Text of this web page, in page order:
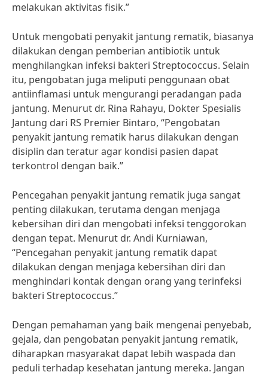
melakukan aktivitas fisik.”
Untuk mengobati penyakit jantung rematik, biasanya
dilakukan dengan pemberian antibiotik untuk
menghilangkan infeksi bakteri Streptococcus. Selain
itu, pengobatan juga meliputi penggunaan obat
antiinflamasi untuk mengurangi peradangan pada
jantung. Menurut dr. Rina Rahayu, Dokter Spesialis
Jantung dari RS Premier Bintaro, “Pengobatan
penyakit jantung rematik harus dilakukan dengan
disiplin dan teratur agar kondisi pasien dapat
terkontrol dengan baik.”
Pencegahan penyakit jantung rematik juga sangat
penting dilakukan, terutama dengan menjaga
kebersihan diri dan mengobati infeksi tenggorokan
dengan tepat. Menurut dr. Andi Kurniawan,
“Pencegahan penyakit jantung rematik dapat
dilakukan dengan menjaga kebersihan diri dan
menghindari kontak dengan orang yang terinfeksi
bakteri Streptococcus.”
Dengan pemahaman yang baik mengenai penyebab,
gejala, dan pengobatan penyakit jantung rematik,
diharapkan masyarakat dapat lebih waspada dan
peduli terhadap kesehatan jantung mereka. Jangan